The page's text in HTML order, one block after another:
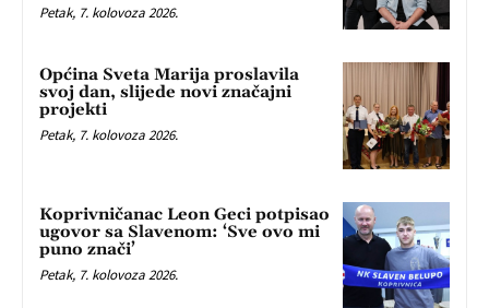
Petak, 7. kolovoza 2026.
Općina Sveta Marija proslavila
svoj dan, slijede novi značajni
projekti
Petak, 7. kolovoza 2026.
Koprivničanac Leon Geci potpisao
ugovor sa Slavenom: ‘Sve ovo mi
puno znači’
Petak, 7. kolovoza 2026.